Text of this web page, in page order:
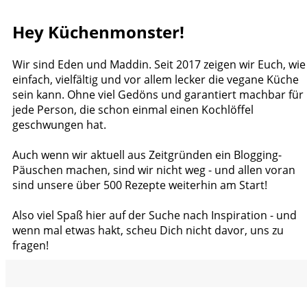
Hey Küchenmonster!
Wir sind Eden und Maddin. Seit 2017 zeigen wir Euch, wie
einfach, vielfältig und vor allem lecker die vegane Küche
sein kann. Ohne viel Gedöns und garantiert machbar für
jede Person, die schon einmal einen Kochlöffel
geschwungen hat.
Auch wenn wir aktuell aus Zeitgründen ein Blogging-
Päuschen machen, sind wir nicht weg - und allen voran
sind unsere über 500 Rezepte weiterhin am Start!
Also viel Spaß hier auf der Suche nach Inspiration - und
wenn mal etwas hakt, scheu Dich nicht davor, uns zu
fragen!